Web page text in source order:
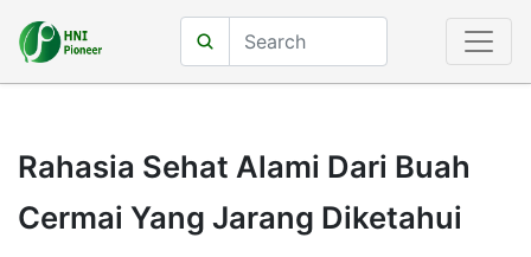
Rahasia Sehat Alami Dari Buah
Cermai Yang Jarang Diketahui